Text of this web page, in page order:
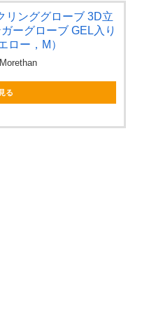
リンググローブ 3D立
ーグローブ GEL入り
ロー，M）
Morethan
る